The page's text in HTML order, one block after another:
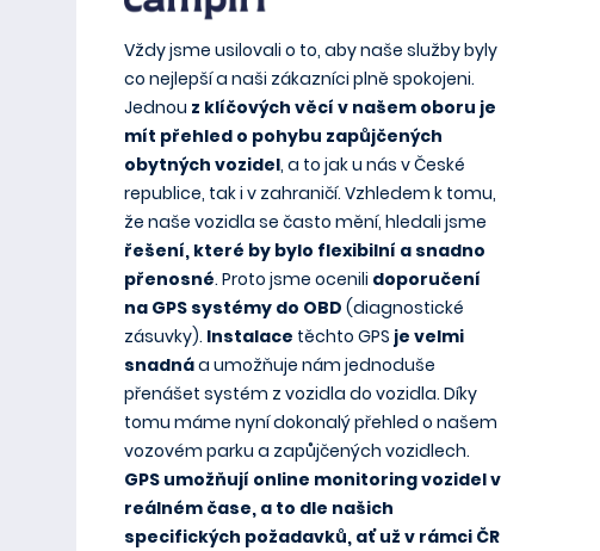
Vždy jsme usilovali o to, aby naše služby byly
co nejlepší a naši zákazníci plně spokojeni.
Jednou z klíčových věcí v našem oboru je
mít přehled o pohybu zapůjčených
obytných vozidel, a to jak u nás v České
republice, tak i v zahraničí. Vzhledem k tomu,
že naše vozidla se často mění, hledali jsme
řešení, které by bylo flexibilní a snadno
přenosné. Proto jsme ocenili doporučení
na GPS systémy do OBD (diagnostické
zásuvky). Instalace těchto GPS je velmi
snadnáa umožňuje nám jednoduše
přenášet systém z vozidla do vozidla. Díky
tomu máme nyní dokonalý přehled o našem
vozovém parku a zapůjčených vozidlech.
GPS umožňují online monitoring vozidel v
reálném čase, a to dle našich
specifických požadavků, ať už v rámci ČR